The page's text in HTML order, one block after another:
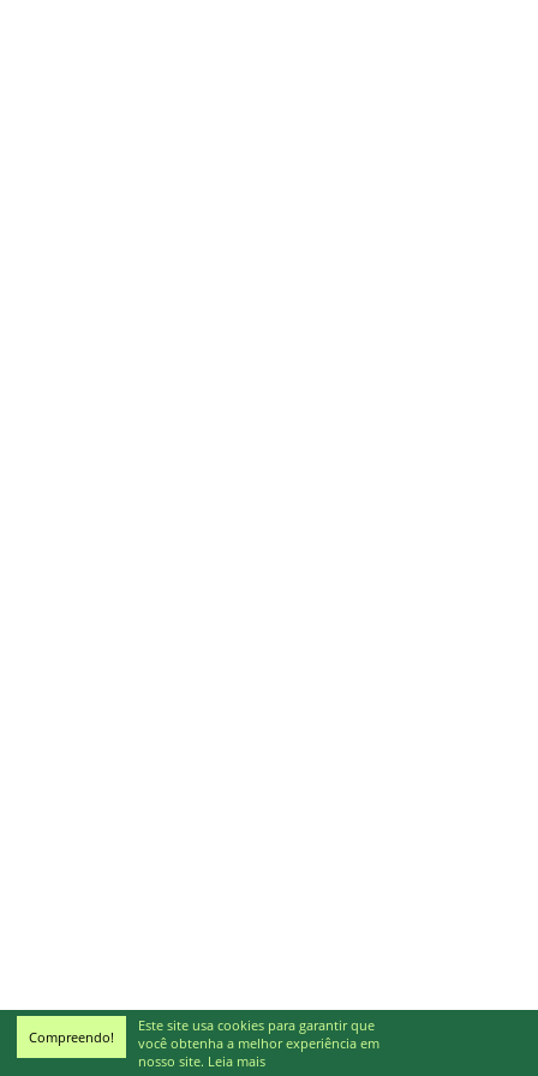
Compreendo!
Este site usa cookies para garantir que
você obtenha a melhor experiência em
nosso site. Leia mais